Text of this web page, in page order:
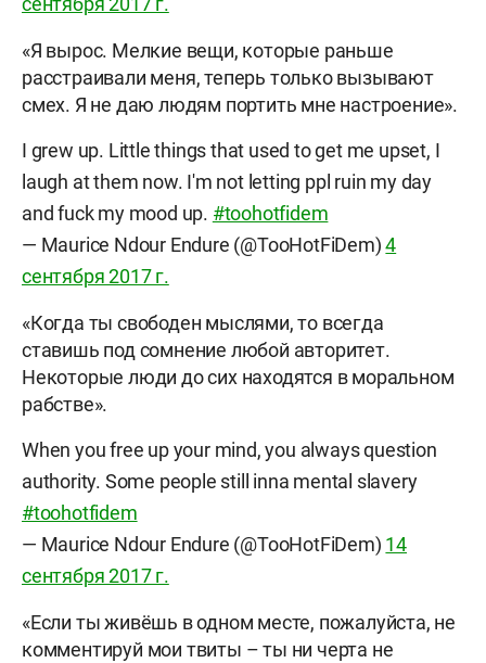
«Я вырос. Мелкие вещи, которые раньше
расстраивали меня, теперь только вызывают
смех. Я не даю людям портить мне настроение».
I grew up. Little things that used to get me upset, I
laugh at them now. I'm not letting ppl ruin my day
and fuck my mood up. #toohotfidem
— Maurice Ndour Endure (@TooHotFiDem)4
сентября 2017 г.
«Когда ты свободен мыслями, то всегда
ставишь под сомнение любой авторитет.
Некоторые люди до сих находятся в моральном
рабстве».
When you free up your mind, you always question
authority. Some people still inna mental slavery
#toohotfidem
— Maurice Ndour Endure (@TooHotFiDem) 14
сентября 2017 г.
«Если ты живёшь в одном месте, пожалуйста, не
комментируй мои твиты – ты ни черта не